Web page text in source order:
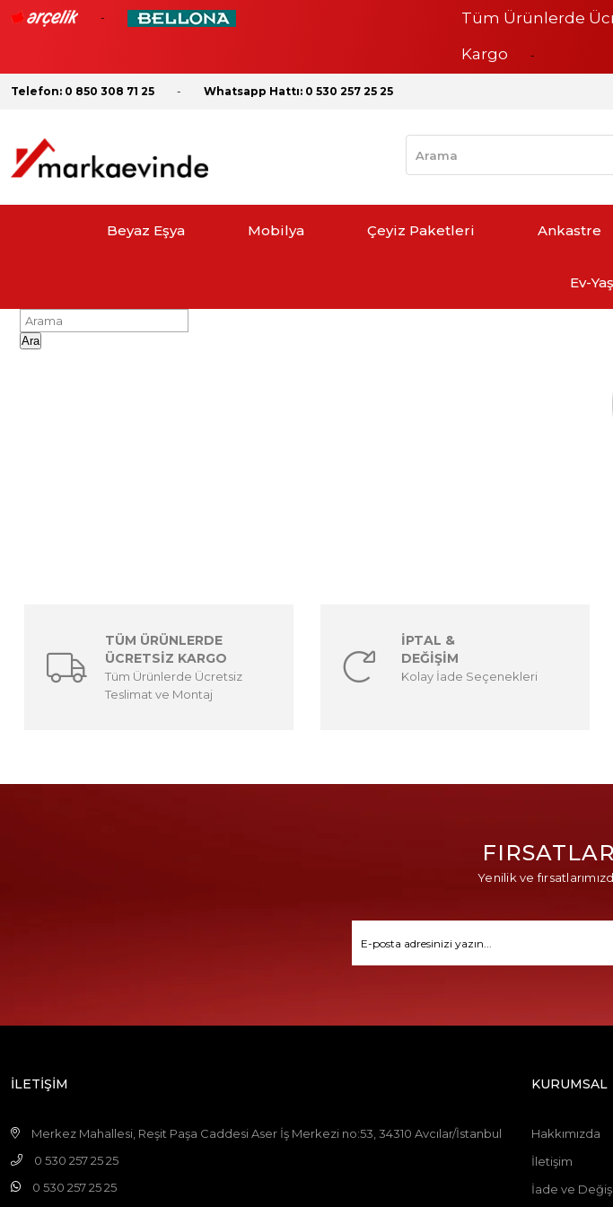
Tüm Ürünlerde
Kargo
Telefon: 0 850 308 71 25 Whatsapp Hattı: 0 530 257 25 25
Beyaz Eşya Mobilya Çeyiz Paketleri Ankastre
Ev-
Ara
TÜM ÜRÜNLERDE
ÜCRETSİZ KARGO
Tüm Ürünlerde Ücretsiz
Teslimat ve Montaj
İPTAL &
DEĞİŞİM
Kolay İade Seçenekleri
Yenilik ve
İLETİŞİM
Merkez Mahallesi, Reşit Paşa Caddesi Aser İş Merkezi no:53, 34310 Avcılar/İstanbul
0 530 257 25 25
0 530 257 25 25
KURUMSAL
Hakkımızda
İletişim
İade ve